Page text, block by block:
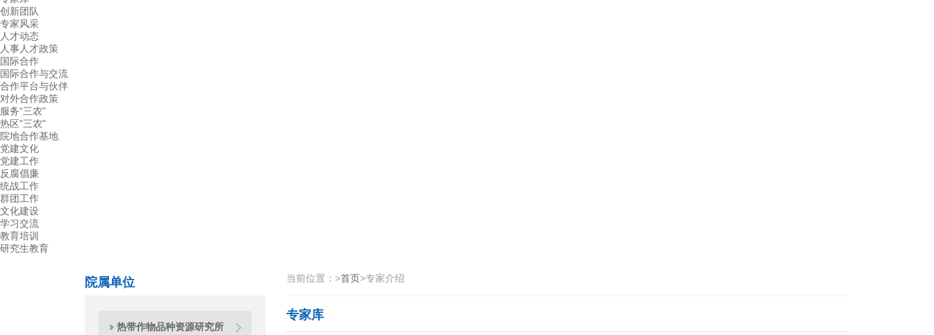
创新团队
专家风采
人才动态
人事人才政策
国际合作
国际合作与交流
合作平台与伙伴
对外合作政策
服务“三农”
热区"三农"
院地合作基地
党建文化
党建工作
反腐倡廉
统战工作
群团工作
文化建设
学习交流
教育培训
研究生教育
院属单位
热带作物品种资源研究所
当前位置： >首页>专家介绍
专家库